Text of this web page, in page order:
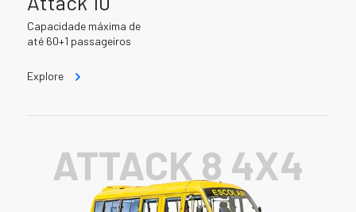
Capacidade máxima de
até 60+1 passageiros
Explore
ATTACK 8 4X4